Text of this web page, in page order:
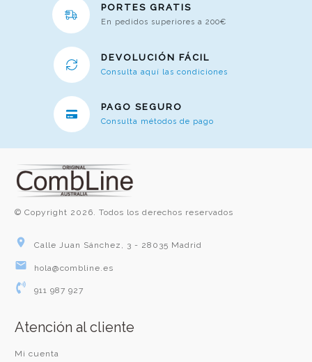
PORTES GRATIS
En pedidos superiores a 200€
DEVOLUCIÓN FÁCIL
Consulta aquí las condiciones
PAGO SEGURO
Consulta métodos de pago
© Copyright 2026. Todos los derechos reservados
Calle Juan Sánchez, 3 - 28035 Madrid
hola@combline.es
911 987 927
Atención al cliente
Mi cuenta